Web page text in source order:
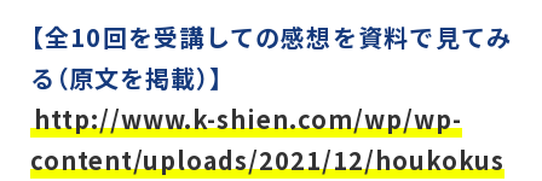
【全10回を受講しての感想を資料で見てみ
る（原文を掲載）】
http://www.k-shien.com/wp/wp-
content/uploads/2021/12/houkokus